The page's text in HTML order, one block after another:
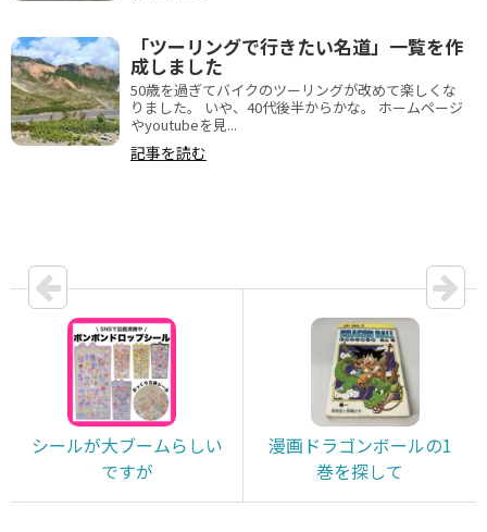
「ツーリングで行きたい名道」一覧を作
成しました
50歳を過ぎてバイクのツーリングが改めて楽しくな
りました。 いや、40代後半からかな。 ホームページ
やyoutubeを見...
記事を読む
シールが大ブームらしい
ですが
漫画ドラゴンボールの1
巻を探して